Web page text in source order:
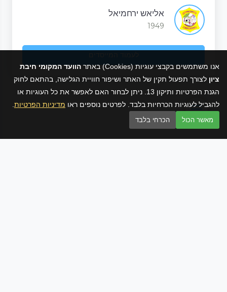
אנו משתמשים בקבצי עוגיות (Cookies) באתר
הוועד המקומי חיבת
ציון לצורך תפעול תקין של האתר ושיפור חוויית הגלישה, בהתאם לחוק
הגנת הפרטיות ותיקון 13. ניתן לבחור האם לאפשר את כל העוגיות או
להגביל לעוגיות הכרחיות בלבד. לפרטים נוספים ראו מדיניות הפרטיות
מאשר הכול הכרחי בלבד
אליאש ירחמיאל
1949